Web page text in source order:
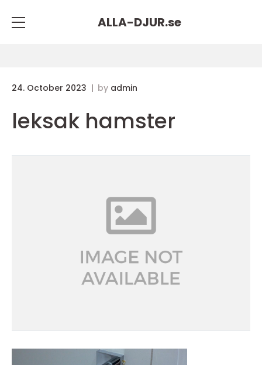
ALLA-DJUR.se
24. October 2023 by admin
leksak hamster